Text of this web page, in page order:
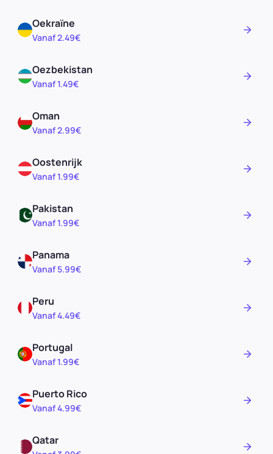
Oekraïne
Vanaf 2.49€
Oezbekistan
Vanaf 1.49€
Oman
Vanaf 2.99€
Oostenrijk
Vanaf 1.99€
Pakistan
Vanaf 1.99€
Panama
Vanaf 5.99€
Peru
Vanaf 4.49€
Portugal
Vanaf 1.99€
Puerto Rico
Vanaf 4.99€
Qatar